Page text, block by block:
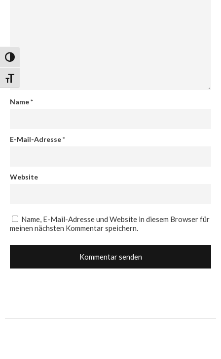
Umschalten auf hohe Kontraste
Schrift vergrößern
Name*
E-Mail-Adresse*
Website
Name, E-Mail-Adresse und Website in diesem Browser für
meinen nächsten Kommentar speichern.